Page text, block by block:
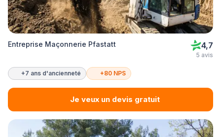
Entreprise Maçonnerie Pfastatt 4,7
5 avis
+7 ans d'ancienneté +80 NPS
Je veux un devis gratuit